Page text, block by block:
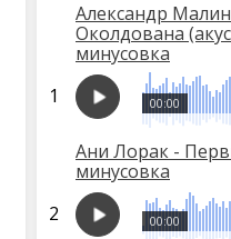
Александр
Околдована
минусовка
00:00
Ани Лорак -
минусовка
00:00